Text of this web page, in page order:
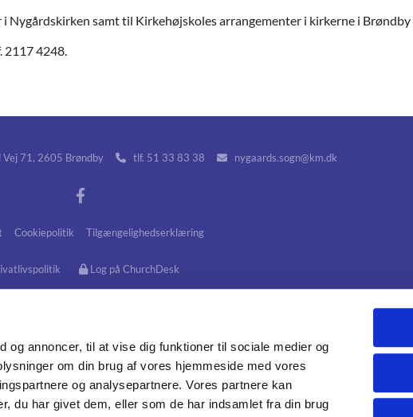
og annoncer, til at vise dig funktioner til sociale medier og
om din brug af vores hjemmeside med vores
og analysepartnere. Vores partnere kan
du har givet dem, eller som de har indsamlet fra din brug
Nygårdskirken samt til Kirkehøjskoles arrangementer i kirkerne i
2117 4248.
71, 2605 Brøndby tlf. 51 33 83 38 nygaards.sogn@km.dk
Cookiepolitik Tilgængelighedserklæring
Log på ChurchDesk